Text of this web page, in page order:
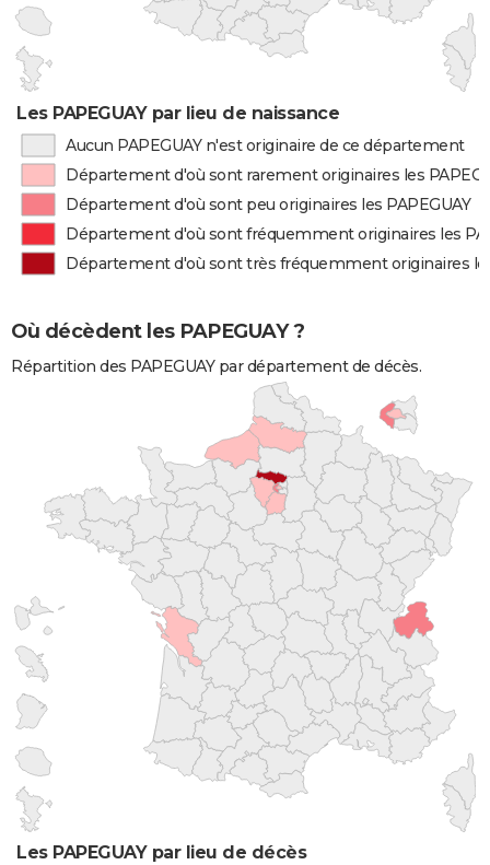
Les PAPEGUAY par lieu de naissance
Aucun PAPEGUAY n'est originaire de ce département
Département d'où sont rarement originaires les
Département d'où sont peu originaires les PAPEGUAY
Département d'où sont fréquemment originaires les
Département d'où sont très fréquemment originaires
Où décèdent les PAPEGUAY ?
Répartition des PAPEGUAY par département de décès.
Les PAPEGUAY par lieu de décès